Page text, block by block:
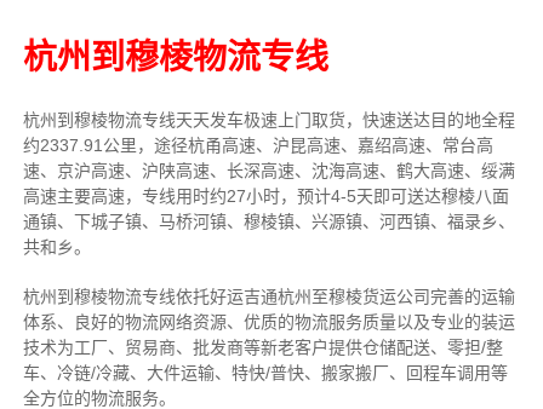
杭州到穆棱物流专线
杭州到穆棱物流专线天天发车极速上门取货，快速送达目的地全程
约2337.91公里，途径杭甬高速、沪昆高速、嘉绍高速、常台高
速、京沪高速、沪陕高速、长深高速、沈海高速、鹤大高速、绥满
高速主要高速，专线用时约27小时，预计4-5天即可送达穆棱八面
通镇、下城子镇、马桥河镇、穆棱镇、兴源镇、河西镇、福录乡、
共和乡。
杭州到穆棱物流专线依托好运吉通杭州至穆棱货运公司完善的运输
体系、良好的物流网络资源、优质的物流服务质量以及专业的装运
技术为工厂、贸易商、批发商等新老客户提供仓储配送、零担/整
车、冷链/冷藏、大件运输、特快/普快、搬家搬厂、回程车调用等
全方位的物流服务。